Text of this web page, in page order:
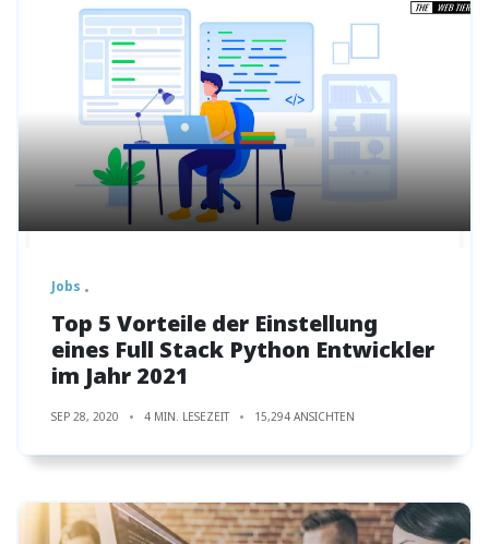
Jobs
Top 5 Vorteile der Einstellung
eines Full Stack Python Entwickler
im Jahr 2021
SEP 28, 2020 4 MIN. LESEZEIT 15,294 ANSICHTEN